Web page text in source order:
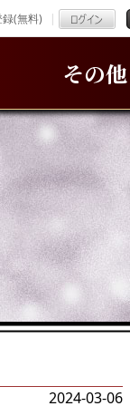
(無料)
その他
2024-03-06